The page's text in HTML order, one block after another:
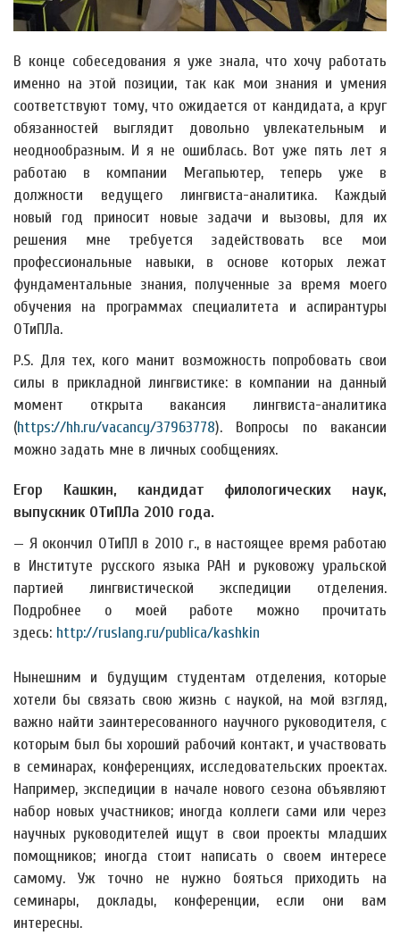
В конце собеседования я уже знала, что хочу работать
именно на этой позиции, так как мои знания и умения
соответствуют тому, что ожидается от кандидата, а круг
обязанностей выглядит довольно увлекательным и
неоднообразным. И я не ошиблась. Вот уже пять лет я
работаю в компании Мегапьютер, теперь уже в
должности ведущего лингвиста-аналитика. Каждый
новый год приносит новые задачи и вызовы, для их
решения мне требуется задействовать все мои
профессиональные навыки, в основе которых лежат
фундаментальные знания, полученные за время моего
обучения на программах специалитета и аспирантуры
ОТиПЛа.
P.S. Для тех, кого манит возможность попробовать свои
силы в прикладной лингвистике: в компании на данный
момент открыта вакансия лингвиста-аналитика
(https://hh.ru/vacancy/37963778). Вопросы по вакансии
можно задать мне в личных сообщениях.
Егор Кашкин, кандидат филологических наук,
выпускник ОТиПЛа 2010 года.
— Я окончил ОТиПЛ в 2010 г., в настоящее время работаю
в Институте русского языка РАН и руковожу уральской
партией лингвистической экспедиции отделения.
Подробнее о моей работе можно прочитать
здесь: http://ruslang.ru/publica/kashkin
Нынешним и будущим студентам отделения, которые
хотели бы связать свою жизнь с наукой, на мой взгляд,
важно найти заинтересованного научного руководителя, с
которым был бы хороший рабочий контакт, и участвовать
в семинарах, конференциях, исследовательских проектах.
Например, экспедиции в начале нового сезона объявляют
набор новых участников; иногда коллеги сами или через
научных руководителей ищут в свои проекты младших
помощников; иногда стоит написать о своем интересе
самому. Уж точно не нужно бояться приходить на
семинары, доклады, конференции, если они вам
интересны.